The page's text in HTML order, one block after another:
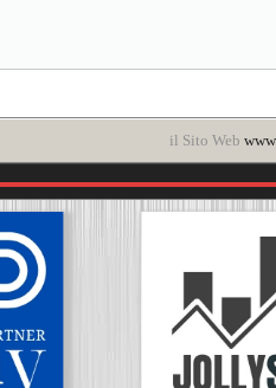
il Sito Web